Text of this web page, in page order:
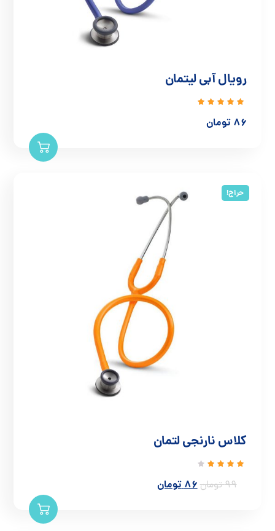
رویال آبی لیتمان
5.00از
5
86 تومان
حراج!
کلاس نارنجی لتمان
4.00
از 599تومان86تومان